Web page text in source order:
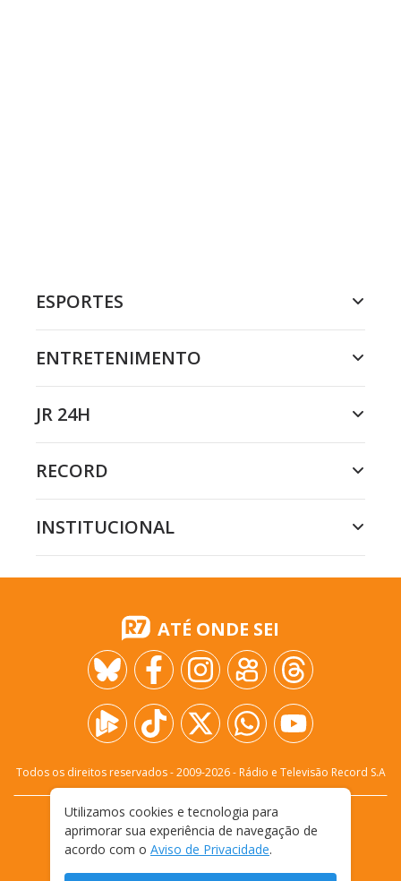
ESPORTES
ENTRETENIMENTO
JR 24H
RECORD
INSTITUCIONAL
ATÉ ONDE SEI
Todos os direitos reservados - 2009-2026- Rádio e Televisão Record S.A
FALE CONOSCO
PRIVACIDADE
TERMOS E CONDIÇÕES DE USO
Utilizamos cookies e tecnologia para
aprimorar sua experiência de navegação de
acordo com o Aviso de Privacidade.